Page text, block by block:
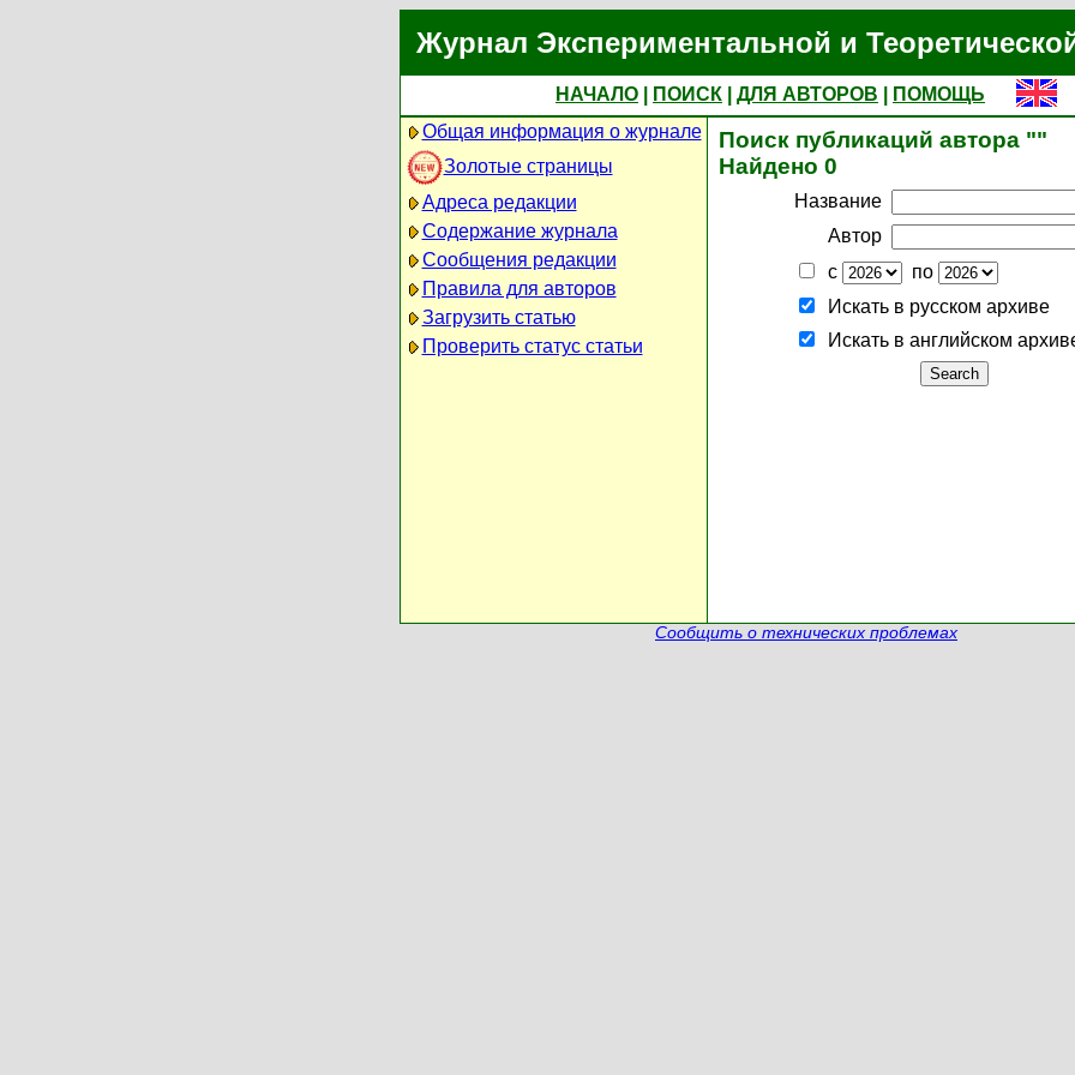
Журнал Экспериментальной и
НАЧАЛО ПОИСК ДЛЯ АВТОРОВ
ПОМОЩЬ
Общая информация о журнале
Золотые страницы
Адреса редакции
Содержание журнала
Сообщения редакции
Правила для авторов
Загрузить статью
Проверить статус статьи
Поиск публикаций автора ""
Найдено 0
Название
Автор
с
по
Искать в русском архиве
Искать в английском
Сообщить о технических проблемах